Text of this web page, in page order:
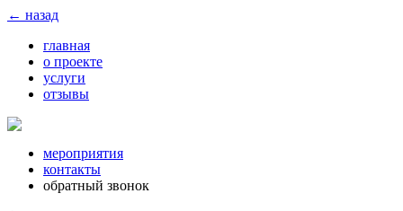
← назад
главная
о проекте
услуги
отзывы
мероприятия
контакты
обратный звонок